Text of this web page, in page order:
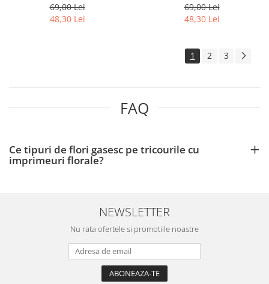
69,00 Lei
48,30 Lei
69,00 Lei
48,30 Lei
1 2 3
FAQ
Ce tipuri de flori gasesc pe tricourile cu
imprimeuri florale?
NEWSLETTER
Nu rata ofertele si promotiile noastre